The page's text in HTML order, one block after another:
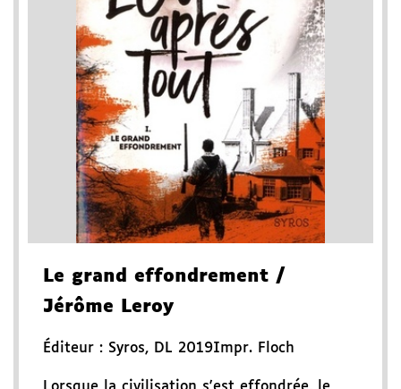
Le grand effondrement /
Jérôme Leroy
Éditeur : Syros, DL 2019Impr. Floch